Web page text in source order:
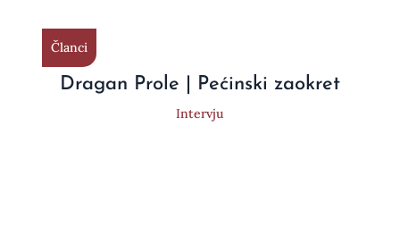
Članci
Dragan Prole | Pećinski zaokret
Intervju